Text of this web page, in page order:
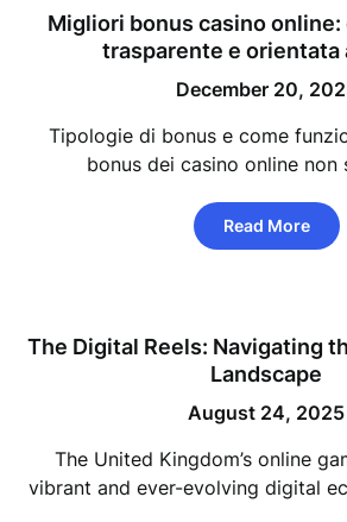
Migliori bonus casino online:
trasparente e orientata
December 20,
Tipologie di bonus e come
bonus dei casino online
Read More
The Digital Reels: Navigating
Landscape
August 24, 2025
The United Kingdom’s online
vibrant and ever-evolving digital